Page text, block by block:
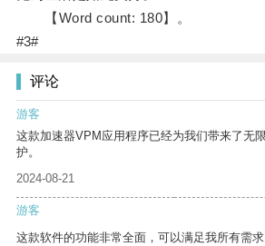
【Word count: 180】。
#3#
评论
游客
这款加速器VPM应用程序已经为我们带来了无
护。
2024-08-21
游客
这款软件的功能非常全面，可以满足我所有需求